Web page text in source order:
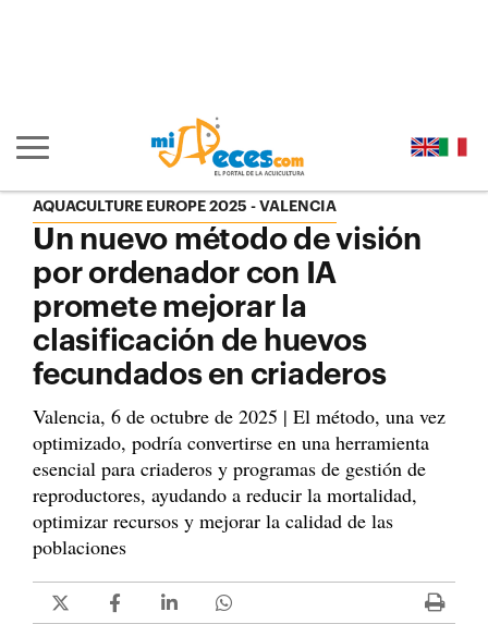
Mostrar/ocultar navegación principal
AQUACULTURE EUROPE 2025 - VALENCIA
Un nuevo método de visión
por ordenador con IA
promete mejorar la
clasificación de huevos
fecundados en criaderos
Valencia, 6 de octubre de 2025 | El método, una vez
optimizado, podría convertirse en una herramienta
esencial para criaderos y programas de gestión de
reproductores, ayudando a reducir la mortalidad,
optimizar recursos y mejorar la calidad de las
poblaciones